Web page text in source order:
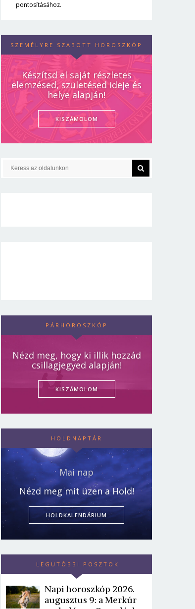
pontosításához.
SZEMÉLYRE SZABOTT HOROSZKÓP
Készítsd el saját részletes
elemzésed, születésed ideje és
helye alapján!
KISZÁMOLOM
PÁRHOROSZKÓP
Nézd meg, hogy ki illik hozzád
csillagjegyed alapján!
KISZÁMOLOM
HOLDNAPTÁR
Mai nap
Nézd meg mit üzen a Hold!
HOLDKALENDÁRIUM
LEGUTÓBBI POSZTOK
Napi horoszkóp 2026.
augusztus 9: a Merkúr